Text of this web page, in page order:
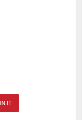
IT